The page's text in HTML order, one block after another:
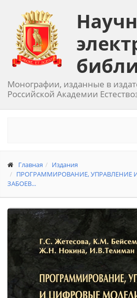
Монографии, изданные в
Российской Академии
Главная
Издания
ПРОГРАММИРОВАНИЕ, УПРАВЛЕНИЕ
ЗАБОЕВ...